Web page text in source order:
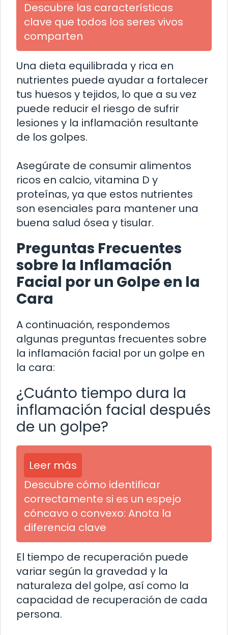
Descubre las características
clave que todos los seres vivos
comparten
Una dieta equilibrada y rica en
nutrientes puede ayudar a fortalecer
tus huesos y tejidos, lo que a su vez
puede reducir el riesgo de sufrir
lesiones y la inflamación resultante
de los golpes.
Asegúrate de consumir alimentos
ricos en calcio, vitamina D y
proteínas, ya que estos nutrientes
son esenciales para mantener una
buena salud ósea y tisular.
Preguntas Frecuentes
sobre la Inflamación
Facial por un Golpe en la
Cara
A continuación, respondemos
algunas preguntas frecuentes sobre
la inflamación facial por un golpe en
la cara:
¿Cuánto tiempo dura la
inflamación facial después
de un golpe?
Leer más
Descubre cómo identificar
correctamente si es un espejo
cóncavo o convexo: Anota la
diferencia clave
El tiempo de recuperación puede
variar según la gravedad y la
naturaleza del golpe, así como la
capacidad de recuperación de cada
persona.